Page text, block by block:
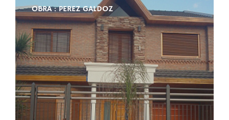
OBRA : PEREZ GALDOZ